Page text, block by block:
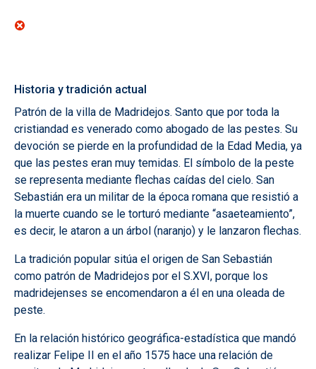
Historia y tradición actual
Patrón de la villa de Madridejos. Santo que por toda la
cristiandad es venerado como abogado de las pestes. Su
devoción se pierde en la profundidad de la Edad Media, ya
que las pestes eran muy temidas. El símbolo de la peste
se representa mediante flechas caídas del cielo. San
Sebastián era un militar de la época romana que resistió a
la muerte cuando se le torturó mediante “asaeteamiento”,
es decir, le ataron a un árbol (naranjo) y le lanzaron flechas.
La tradición popular sitúa el origen de San Sebastián
como patrón de Madridejos por el S.XVI, porque los
madridejenses se encomendaron a él en una oleada de
peste.
En la relación histórico geográfica-estadística que mandó
realizar Felipe II en el año 1575 hace una relación de